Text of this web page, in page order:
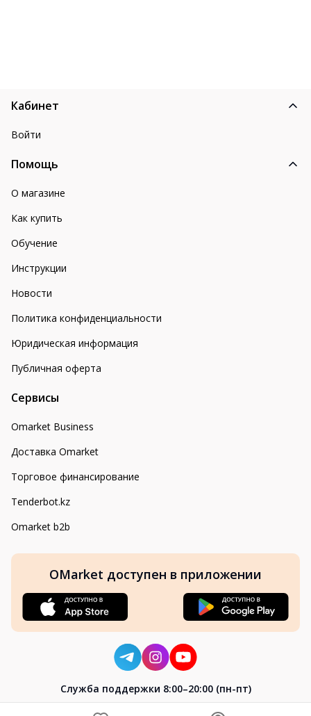
Кабинет
Войти
Помощь
О магазине
Как купить
Обучение
Инструкции
Новости
Политика конфиденциальности
Юридическая информация
Публичная оферта
Сервисы
Omarket Business
Доставка Omarket
Торговое финансирование
Tenderbot.kz
Omarket b2b
OMarket доступен в приложении
Cлужба поддержки 8:00–20:00 (пн-пт)